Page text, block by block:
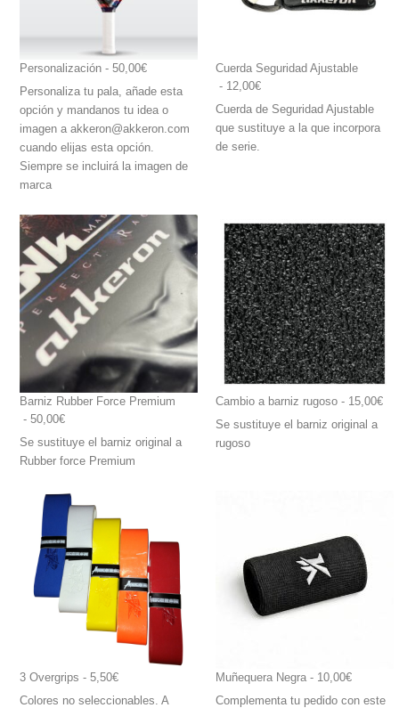
Personalización - 50,00€
Personaliza tu pala, añade esta
opción y mandanos tu idea o
imagen a akkeron@akkeron.com
cuando elijas esta opción.
Siempre se incluirá la imagen de
marca
Cuerda Seguridad Ajustable
- 12,00€
Cuerda de Seguridad Ajustable
que sustituye a la que incorpora
de serie.
Barniz Rubber Force Premium
- 50,00€
Se sustituye el barniz original a
Rubber force Premium
Cambio a barniz rugoso - 15,00€
Se sustituye el barniz original a
rugoso
3 Overgrips - 5,50€
Colores no seleccionables. A
Muñequera Negra - 10,00€
Complementa tu pedido con este